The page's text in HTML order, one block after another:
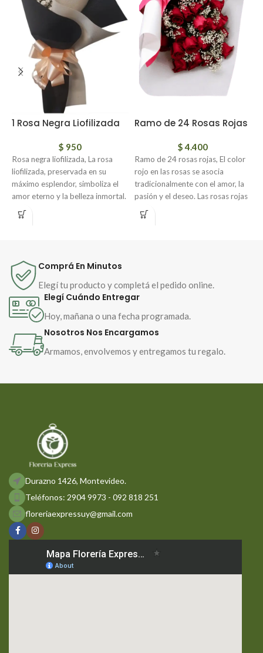
1 Rosa Negra Liofilizada
$ 950
Rosa negra liofilizada, La rosa
liofilizada, preservada en su
máximo esplendor, simboliza el
amor eterno y la belleza inmortal.
Su aspecto natural se mantiene
intacto, como un recuerdo
Ramo de 24 Rosas Rojas
$4.400
Ramo de 24 rosas rojas, El color
rojo en las rosas se asocia
tradicionalmente con el amor, la
pasión y el deseo. Las rosas rojas
son un símbolo de amor
apasionado y compromiso
rojas también pueden simbolizar
el respeto y la admiración hacia
color rojo en las rosas es un
símbolo clásico y universal del
Comprá En Minutos
Elegí tu producto y completá el pedido online.
Elegí Cuándo Entregar
Hoy, mañana o una fecha programada.
Nosotros Nos Encargamos
Armamos, envolvemos y entregamos tu regalo.
Durazno 1426, Montevideo.
Teléfonos: 2904 9973 - 092 818 251
floreriaexpressuy@gmail.com